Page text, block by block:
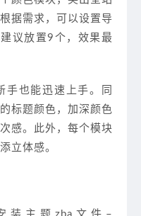
据需求，可以设置导
议放置9个，效果最
手也能迅速上手。同
标题颜色，加深颜色
感。此外，每个模块
立体感。